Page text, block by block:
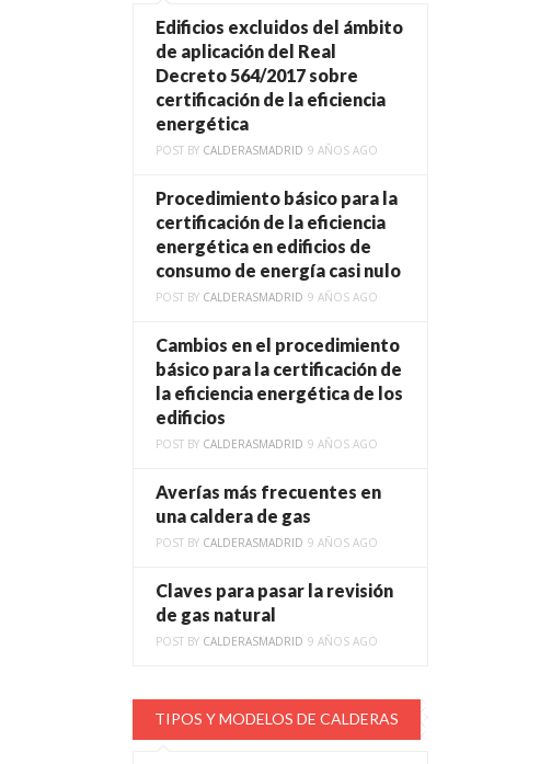
Edificios excluidos del ámbito
de aplicación del Real
Decreto 564/2017 sobre
certificación de la eficiencia
energética
POST BY CALDERASMADRID 9 AÑOS AGO
Procedimiento básico para la
certificación de la eficiencia
energética en edificios de
consumo de energía casi nulo
POST BY CALDERASMADRID 9 AÑOS AGO
Cambios en el procedimiento
básico para la certificación de
la eficiencia energética de los
edificios
POST BY CALDERASMADRID 9 AÑOS AGO
Averías más frecuentes en
una caldera de gas
POST BY CALDERASMADRID 9 AÑOS AGO
Claves para pasar la revisión
de gas natural
POST BY CALDERASMADRID 9 AÑOS AGO
TIPOS Y MODELOS DE CALDERAS